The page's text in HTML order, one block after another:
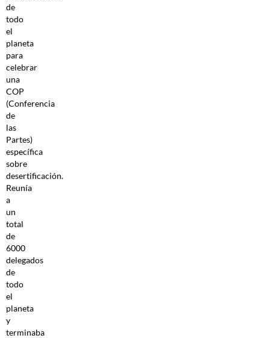
de
todo
el
planeta
para
celebrar
una
COP
(Conferencia
de
las
Partes)
específica
sobre
desertificación.
Reunía
a
un
total
de
6000
delegados
de
todo
el
planeta
y
terminaba